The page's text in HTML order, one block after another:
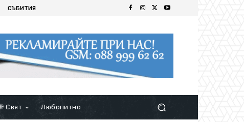
СЪБИТИЯ
Свят Любопитно